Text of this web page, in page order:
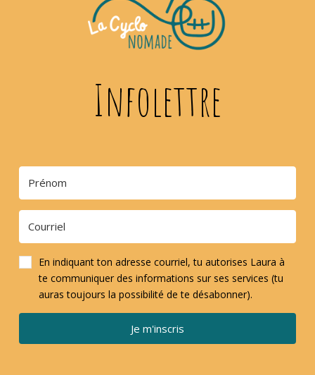
Infolettre
En indiquant ton adresse courriel, tu autorises Laura à
te communiquer des informations sur ses services (tu
auras toujours la possibilité de te désabonner).
Je m'inscris